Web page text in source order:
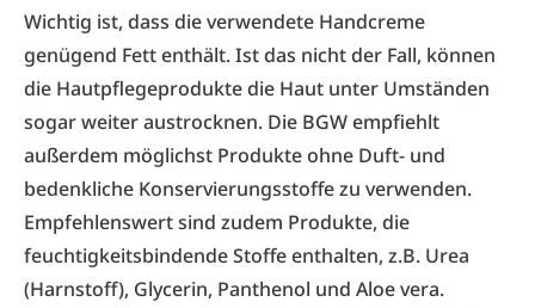
Wichtig ist, dass die verwendete Handcreme
genügend Fett enthält. Ist das nicht der Fall, können
die Hautpflegeprodukte die Haut unter Umständen
sogar weiter austrocknen. Die BGW empfiehlt
außerdem möglichst Produkte ohne Duft- und
bedenkliche Konservierungsstoffe zu verwenden.
Empfehlenswert sind zudem Produkte, die
feuchtigkeitsbindende Stoffe enthalten, z.B. Urea
(Harnstoff), Glycerin, Panthenol und Aloe vera.